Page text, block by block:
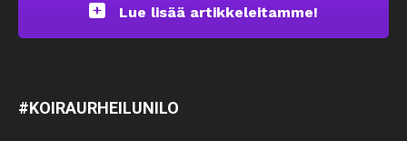
Lue lisää artikkeleitamme!
#KOIRAURHEILUNILO